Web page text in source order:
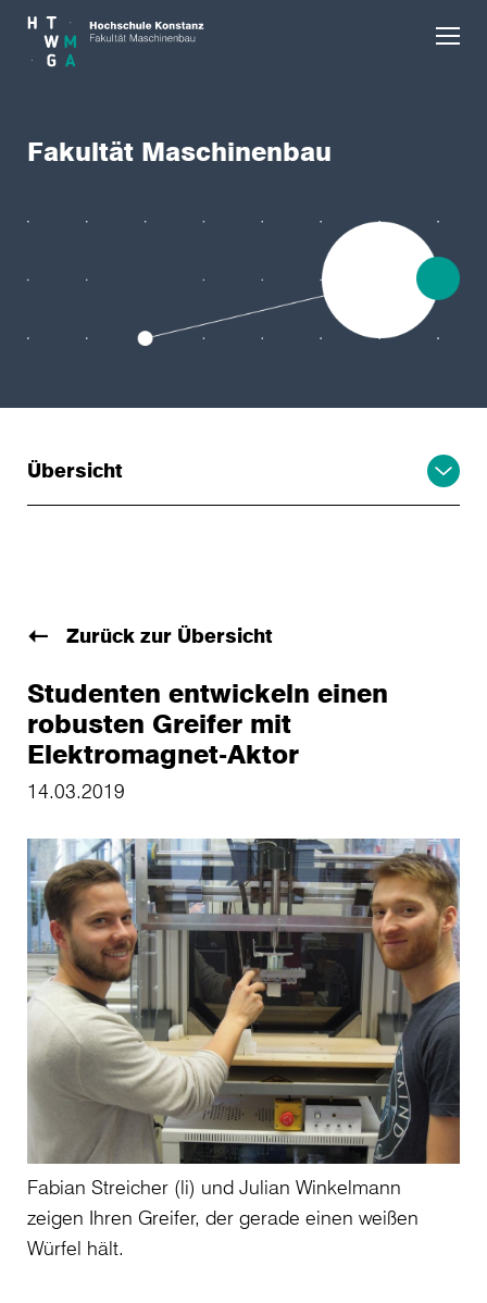
Skip to main content
Fakultät Maschinenbau
Übersicht
Zurück zur Übersicht
Studenten entwickeln einen
robusten Greifer mit
Elektromagnet-Aktor
14.03.2019
Fabian Streicher (li) und Julian Winkelmann
zeigen Ihren Greifer, der gerade einen weißen
Würfel hält.